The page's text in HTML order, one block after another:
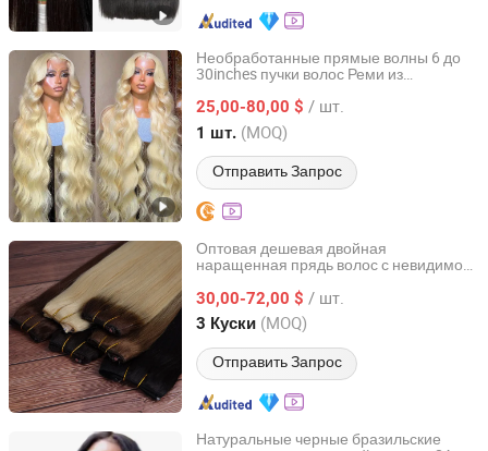
Необработанные прямые волны 6 до
30inches пучки волос Реми из
человеческих бразильских волос с
выровненными кутикулами 613
человеческие
25,00-80,00 $ / шт.
1 шт. (MOQ)
Отправить Запрос
Guangzhou Beimeijia Trading Co., Ltd.
Guangdong, China с 2023
Оптовая дешевая двойная
наращенная прядь волос с невидимой
человеческиеволосы
наращивания
30,00-72,00 $ / шт.
3 Куски (MOQ)
Отправить Запрос
Xuchang BeautyHair Fashion Co., Ltd.
Henan, China с 2004
Натуральные черные бразильские